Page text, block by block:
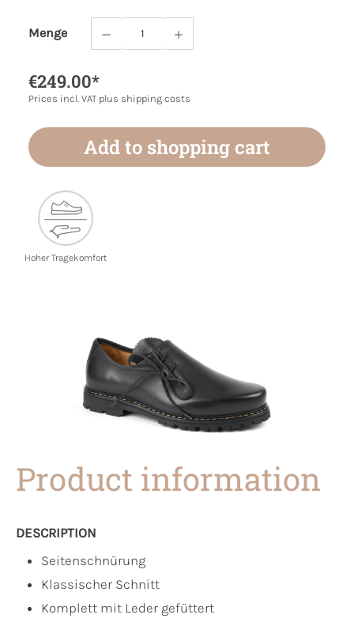
Menge
Product Quantity: Enter the desired
€249.00*
Prices incl. VAT plus shipping costs
Add to shopping cart
Hoher Tragekomfort
Product information
DESCRIPTION
Seitenschnürung
Klassischer Schnitt
Komplett mit Leder gefüttert